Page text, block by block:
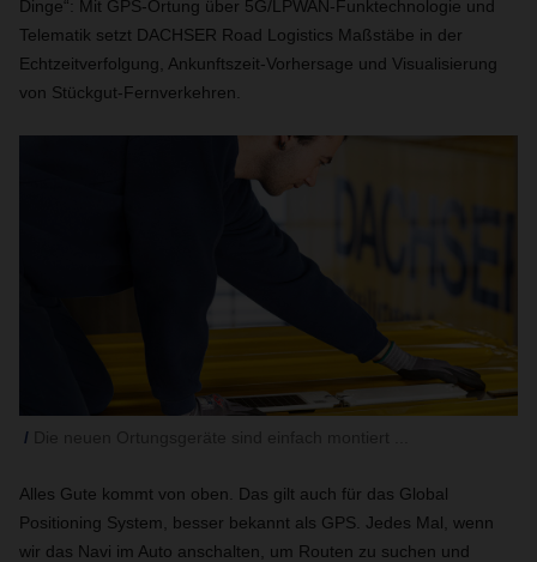
Dinge“: Mit GPS-Ortung über 5G/LPWAN-Funktechnologie und
Telematik setzt DACHSER Road Logistics Maßstäbe in der
Echtzeitverfolgung, Ankunftszeit-Vorhersage und Visualisierung
von Stückgut-Fernverkehren.
Alles Gute kommt von oben. Das gilt auch für das Global
Positioning System, besser bekannt als GPS. Jedes Mal, wenn
wir das Navi im Auto anschalten, um Routen zu suchen und